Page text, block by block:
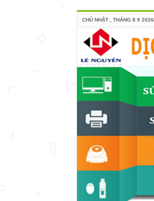
CHỦ NHẬT , THÁNG 8 9 2026